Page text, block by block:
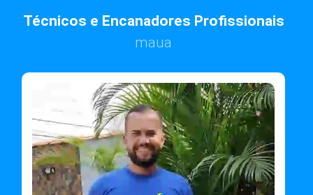
Técnicos e Encanadores Profissionais
maua